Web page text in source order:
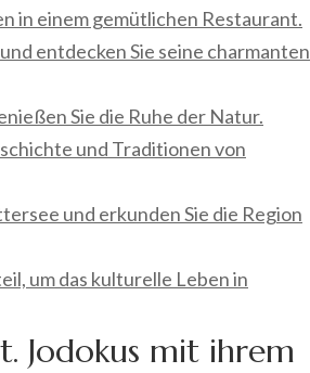
in einem gemütlichen Restaurant.
entdecken Sie seine charmanten
Sie die Ruhe der Natur.
und Traditionen von
und erkunden Sie die Region
um das kulturelle Leben in
Jodokus mit ihrem